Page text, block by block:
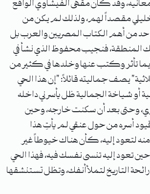
وقد كان مقهى الفيشاوي الواقع
مقصداً لهم، ولذلك لم يكن من
من أهم الكتاب المصريين والعرب بل
المنطقة، فنجيب محفوظ الذي نشأ في
أيما تأثر وكتب عنها وخلدها في كثير من
يصف جماليته قائلاً: "إن هذا الحي
أو شياخة الجمالية ظل يأسرني داخله
وحتى بعد أن سكنت خارجه، وحين
أسره من حول عنقي لم يأتِ هذا
لتعود إليه، كأن هناك خيوطاً غير
تعود إليه تنسى نفسك فيه، فهذا الحي
التاريخ لتملأ أنفك، وتظل تستنشقها